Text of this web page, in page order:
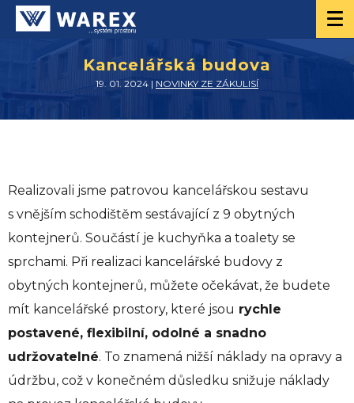
Kancelářská budova
19. 01. 2024 | NOVINKY ZE ZÁKULISÍ
Realizovali jsme patrovou kancelářskou sestavu
s vnějším schodištěm sestávající z 9 obytných
kontejnerů. Součástí je kuchyňka a toalety se
sprchami. Při realizaci kancelářské budovy z
obytných kontejnerů, můžete očekávat, že budete
mít kancelářské prostory, které jsou rychle
postavené, flexibilní, odolné a snadno
udržovatelné. To znamená nižší náklady na opravy a
údržbu, což v konečném důsledku snižuje náklady